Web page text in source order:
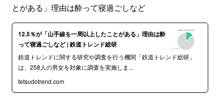
とがある」理由は酔って寝過ごしなど
12.5％が「山手線を一周以上したことがある」理由は酔
って寝過ごしなど | 鉄道トレンド総研
鉄道トレンドに関する研究や調査を行う機関「鉄道トレンド総研」
は、258人の男女を対象に調査を実施しま...
tetsudotrend.com